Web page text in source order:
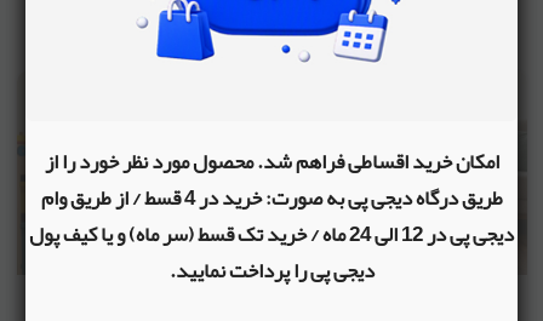
امکان خرید اقساطی فراهم شد. محصول مورد نظر خورد را از
طریق درگاه دیجی پی به صورت: خرید در 4 قسط / از طریق وام
دیجی پی در 12 الی 24 ماه / خرید تک قسط (سر ماه) و یا کیف پول
دیجی پی را پرداخت نمایید.